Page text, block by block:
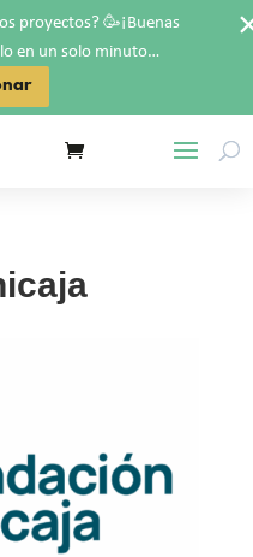
proyectos? 🥳¡Buenas
en un solo minuto…